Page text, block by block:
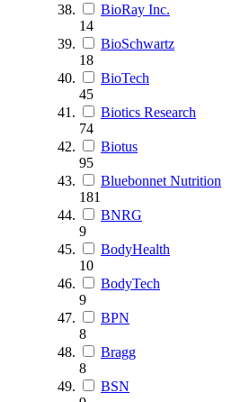
BioRay Inc.
14
BioSchwartz
18
BioTech
45
Biotics Research
74
Biotus
95
Bluebonnet Nutrition
181
BNRG
9
BodyHealth
10
BodyTech
9
BPN
8
Bragg
8
BSN